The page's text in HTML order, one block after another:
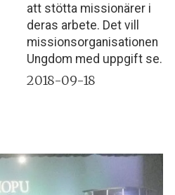
att stötta missionärer i
deras arbete. Det vill
missionsorganisationen
Ungdom med uppgift se.
2018-09-18